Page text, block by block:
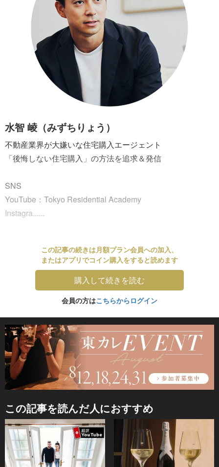
水智 崚（みずちりょう）
不動産業界が大嫌いな住宅購入エージェント
「後悔しない住宅購入」の方法を追求＆発信
SNS
YouTube：Tokyo Residential Academy
Instagra......
この記事の続きは月額プラン会員への加入、
またはアプリでコイン購入をすると読めます
購入して続きを読む
会員の方はこちらからログイン
この記事を読んだ人におすすめ